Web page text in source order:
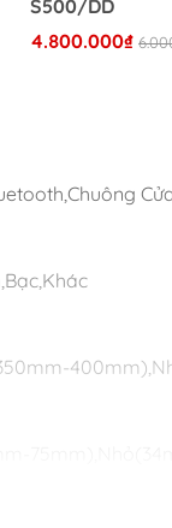
S500/DD
4.800.000₫